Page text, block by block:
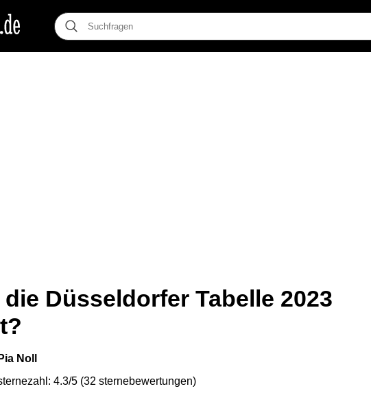
Düsseldorfer Tabelle 2023
Noll
4.3/5 (32 sternebewertungen)